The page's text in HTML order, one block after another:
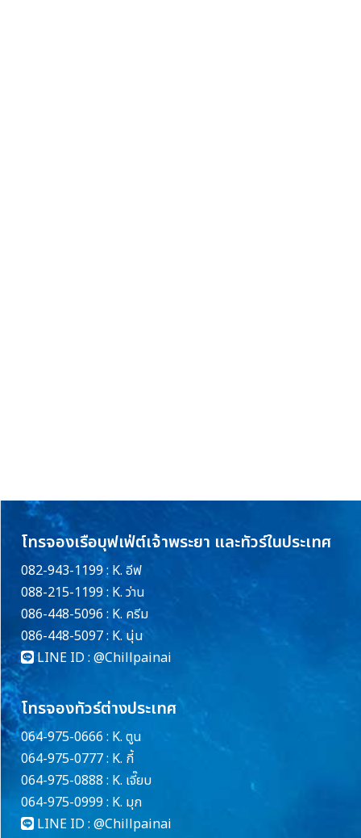
โทรจองเรือบุฟเฟ่ต์เจ้าพระยา และทัวร์ในประเทศ
082-943-1199 : K. อีฟ
088-215-1199 : K. ว่าน
086-448-5096 : K. ครีม
086-448-5097 : K. นุ่น
LINE ID : @Chillpainai
โทรจองทัวร์ต่างประเทศ
064-975-0666 : K. ตูน
064-975-0777 : K. กี้
064-975-0888 : K. เจี๊ยบ
064-975-0999 : K. มุก
LINE ID : @Chillpainai